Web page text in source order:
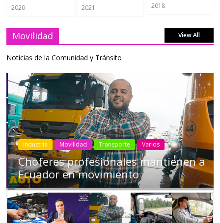
2020
2021
2018
Movilidad View All
Noticias de la Comunidad y Tránsito
Industria Movilidad Transporte Varios
Choferes profesionales mantienen a
Ecuador en movimiento